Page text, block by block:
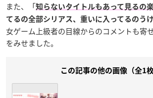
また、「知らないタイトルもあって見るの
てるの全部シリアス、重いに入ってるのう
女ゲーム上級者の目線からのコメントも寄
をみせました。
この記事の他の画像（全1枚